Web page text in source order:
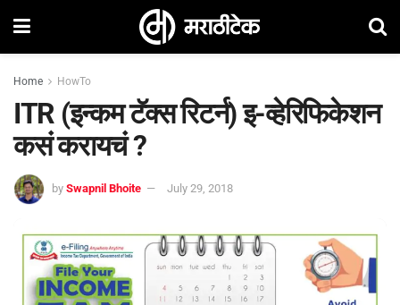
Home HowTo
ITR (इन्कम टॅक्स रिटर्न) इ-व्हेरिफिकेशन
कसं करायचं ?
by Swapnil Bhoite July 29, 2018